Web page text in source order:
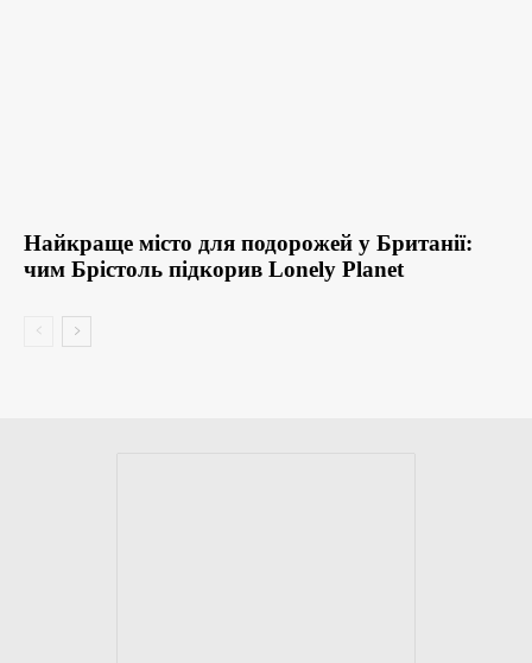
Найкраще місто для подорожей у Британії:
чим Брістоль підкорив Lonely Planet